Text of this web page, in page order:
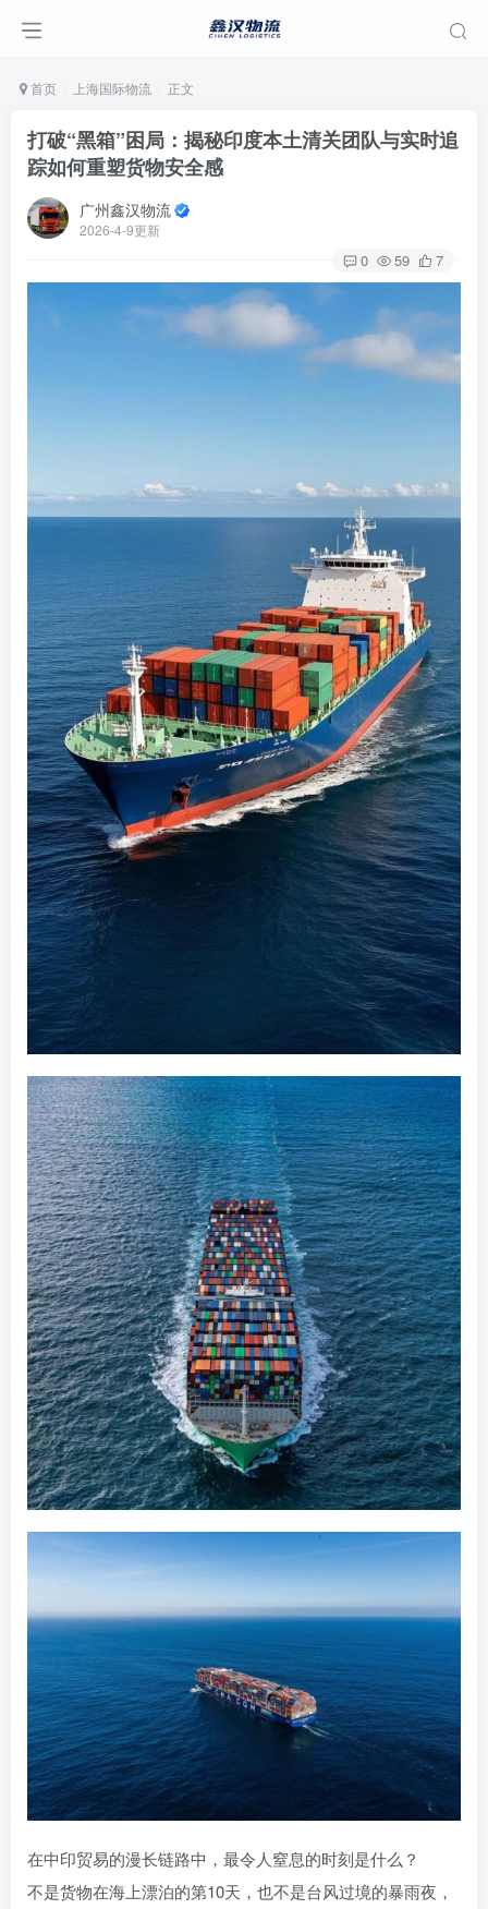
首页 上海国际物流 正文
打破“黑箱”困局：揭秘印度本土清关团队与实时追
踪如何重塑货物安全感
广州鑫汉物流
2026-4-9更新
0 59 7
在中印贸易的漫长链路中，最令人窒息的时刻是什么？
不是货物在海上漂泊的第10天，也不是台风过境的暴雨夜，